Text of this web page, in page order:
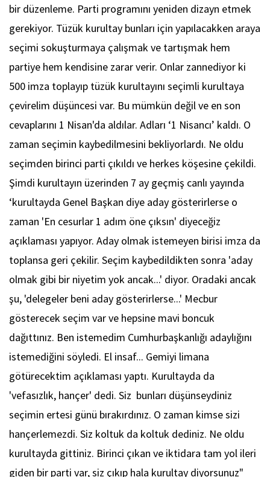
bir düzenleme. Parti programını yeniden dizayn etmek
gerekiyor. Tüzük kurultay bunları için yapılacakken araya
seçimi sokuşturmaya çalışmak ve tartışmak hem
partiye hem kendisine zarar verir. Onlar zannediyor ki
500 imza toplayıp tüzük kurultayını seçimli kurultaya
çevirelim düşüncesi var. Bu mümkün değil ve en son
cevaplarını 1 Nisan'da aldılar. Adları ‘1 Nisancı’ kaldı. O
zaman seçimin kaybedilmesini bekliyorlardı. Ne oldu
seçimden birinci parti çıkıldı ve herkes köşesine çekildi.
Şimdi kurultayın üzerinden 7 ay geçmiş canlı yayında
‘kurultayda Genel Başkan diye aday gösterirlerse o
zaman 'En cesurlar 1 adım öne çıksın' diyeceğiz
açıklaması yapıyor. Aday olmak istemeyen birisi imza da
toplansa geri çekilir. Seçim kaybedildikten sonra 'aday
olmak gibi bir niyetim yok ancak...' diyor. Oradaki ancak
şu, 'delegeler beni aday gösterirlerse...' Mecbur
gösterecek seçim var ve hepsine mavi boncuk
dağıttınız. Ben istemedim Cumhurbaşkanlığı adaylığını
istemediğini söyledi. El insaf... Gemiyi limana
götürecektim açıklaması yaptı. Kurultayda da
'vefasızlık, hançer' dedi. Siz bunları düşünseydiniz
seçimin ertesi günü bırakırdınız. O zaman kimse sizi
hançerlemezdi. Siz koltuk da koltuk dediniz. Ne oldu
kurultayda gittiniz. Birinci çıkan ve iktidara tam yol ileri
giden bir parti var, siz çıkıp hala kurultay diyorsunuz"